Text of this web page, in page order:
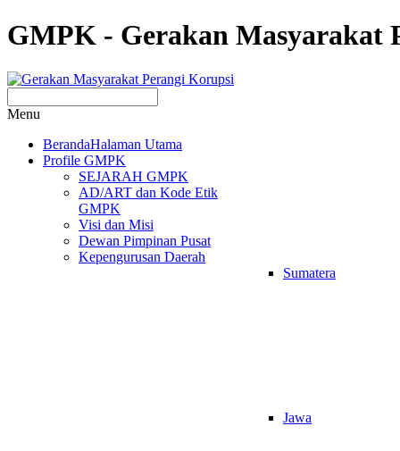
GMPK - Gerakan Masyarakat
Menu
BerandaHalaman Utama
Profile GMPK
SEJARAH GMPK
AD/ART dan Kode Etik
GMPK
Visi dan Misi
Dewan Pimpinan Pusat
Kepengurusan Daerah
Sumatera
Jawa